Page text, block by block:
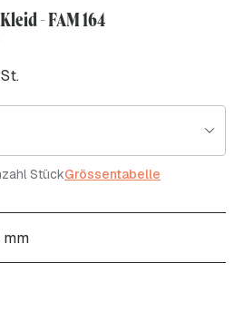
- FAM 164
StückGrössentabelle
mm